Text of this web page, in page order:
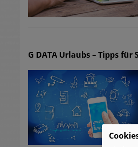
G DATA Urlaubs – Tipps